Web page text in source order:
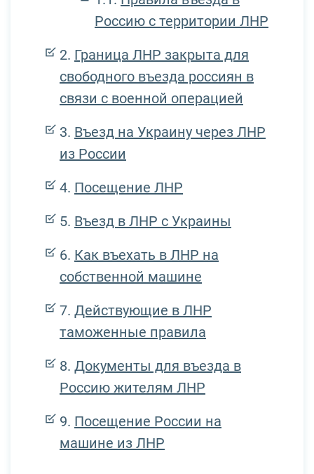
Россию с территории ЛНР
Граница ЛНР закрыта для
свободного въезда россиян в
связи с военной операцией
Въезд на Украину через ЛНР
из России
Посещение ЛНР
Въезд в ЛНР с Украины
Как въехать в ЛНР на
собственной машине
Действующие в ЛНР
таможенные правила
Документы для въезда в
Россию жителям ЛНР
Посещение России на
машине из ЛНР